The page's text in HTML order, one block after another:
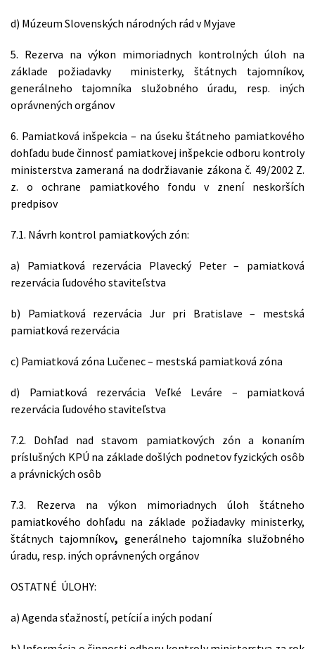
d) Múzeum Slovenských národných rád v Myjave
5. Rezerva na výkon mimoriadnych kontrolných úloh na
základe požiadavky ministerky, štátnych tajomníkov,
generálneho tajomníka služobného úradu, resp. iných
oprávnených orgánov
6. Pamiatková inšpekcia – na úseku štátneho pamiatkového
dohľadu bude činnosť pamiatkovej inšpekcie odboru kontroly
ministerstva zameraná na dodržiavanie zákona č. 49/2002 Z.
z. o ochrane pamiatkového fondu v znení neskorších
predpisov
7.1. Návrh kontrol pamiatkových zón:
a) Pamiatková rezervácia Plavecký Peter – pamiatková
rezervácia ľudového staviteľstva
b) Pamiatková rezervácia Jur pri Bratislave – mestská
pamiatková rezervácia
c) Pamiatková zóna Lučenec – mestská pamiatková zóna
d) Pamiatková rezervácia Veľké Leváre – pamiatková
rezervácia ľudového staviteľstva
7.2. Dohľad nad stavom pamiatkových zón a konaním
príslušných KPÚ na základe došlých podnetov fyzických osôb
a právnických osôb
7.3. Rezerva na výkon mimoriadnych úloh štátneho
pamiatkového dohľadu na základe požiadavky ministerky,
štátnych tajomníkov, generálneho tajomníka služobného
úradu, resp. iných oprávnených orgánov
OSTATNÉ ÚLOHY:
a) Agenda sťažností, petícií a iných podaní